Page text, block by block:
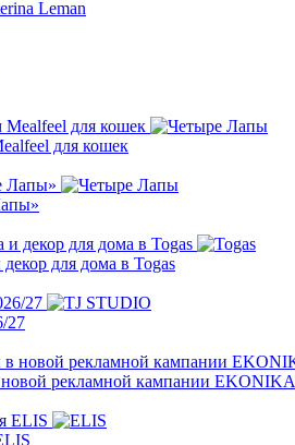
для кошек
для дома в Togas
27
рекламной кампании EKONIKA